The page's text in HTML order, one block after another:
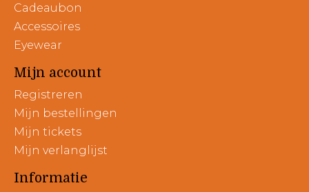
Cadeaubon
Accessoires
Eyewear
Mijn account
Registreren
Mijn bestellingen
Mijn tickets
Mijn verlanglijst
Informatie